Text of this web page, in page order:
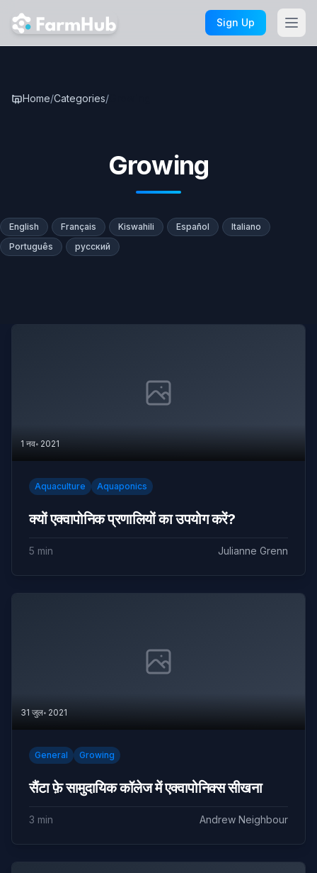
Skip to main content
Sign Up
Home/Categories/
Growing
English Français Kiswahili Español
Italiano
Português
русский
1 नव॰ 2021
Aquaculture Aquaponics
क्यों एक्वापोनिक प्रणालियों का उपयोग करें?
5 min Julianne Grenn
31 जुल॰ 2021
General Growing
सैंटा फ़े सामुदायिक कॉलेज में एक्वापोनिक्स सीखना
3 min Andrew Neighbour